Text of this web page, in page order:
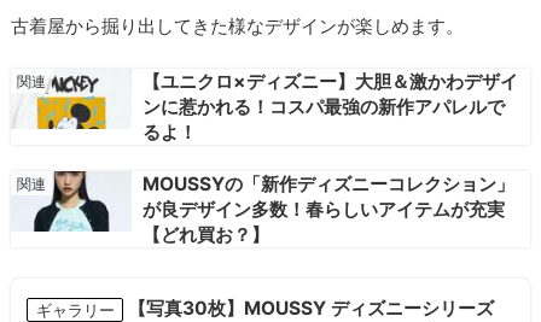
古着屋から掘り出してきた様なデザインが楽しめます。
【ユニクロ×ディズニー】大胆＆激かわデザイ
ンに惹かれる！コスパ最強の新作アパレルで
るよ！
MOUSSYの「新作ディズニーコレクション」
が良デザイン多数！春らしいアイテムが充実
【どれ買お？】
ギャラリー
【写真30枚】MOUSSY ディズニーシリーズ